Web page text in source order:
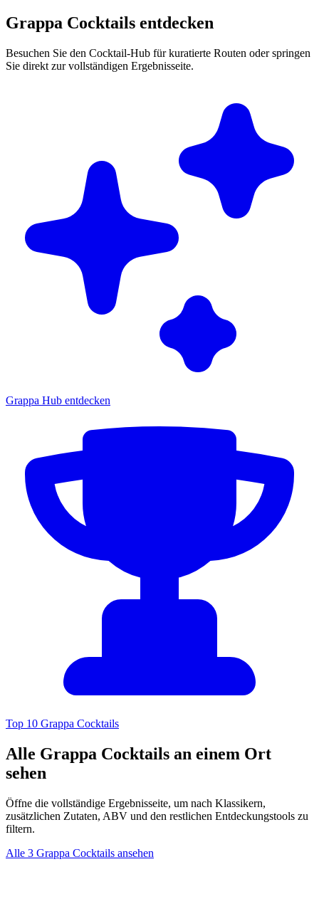
Grappa Cocktails entdecken
Besuchen Sie den Cocktail-Hub für kuratierte Routen oder springen
Sie direkt zur vollständigen Ergebnisseite.
Grappa Hub entdecken
Top 10 Grappa Cocktails
Alle Grappa Cocktails an einem Ort
sehen
Öffne die vollständige Ergebnisseite, um nach Klassikern,
zusätzlichen Zutaten, ABV und den restlichen Entdeckungstools zu
filtern.
Alle 3 Grappa Cocktails ansehen